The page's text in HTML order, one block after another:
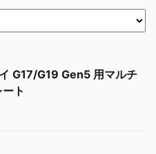
G17/G19 Gen5 用マルチ
ト